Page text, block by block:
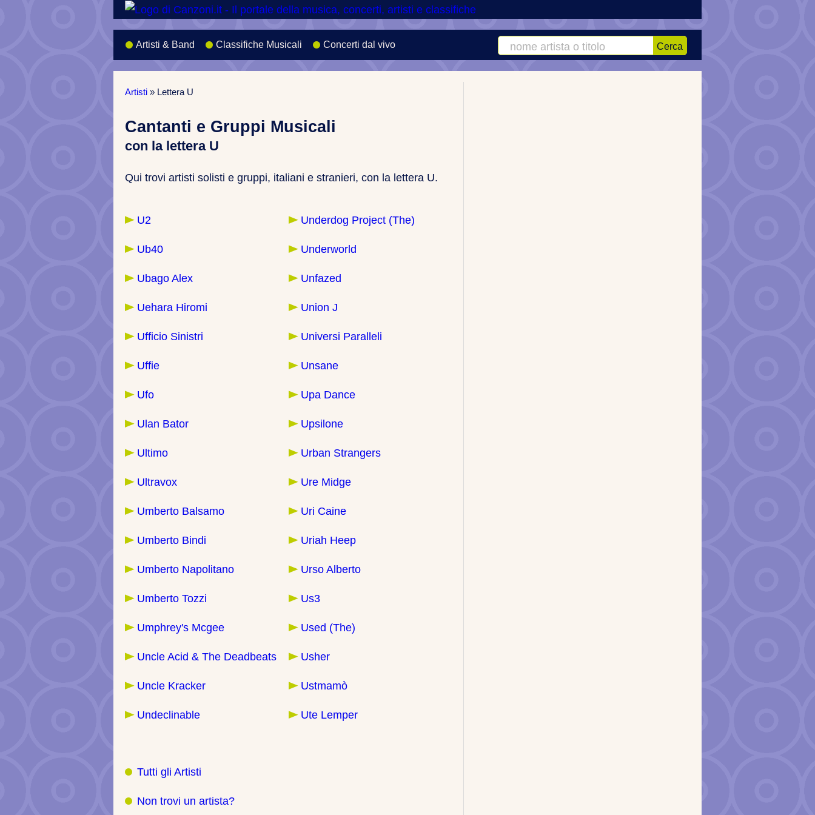
Artisti & Band Classifiche Musicali Concerti dal vivo
Cerca
Cerca
Artisti » Lettera U
Cantanti e Gruppi Musicali
con la lettera U
Qui trovi artisti solisti e gruppi, italiani e stranieri, con la lettera U.
U2
Ub40
Ubago Alex
Uehara Hiromi
Ufficio Sinistri
Uffie
Ufo
Ulan Bator
Ultimo
Ultravox
Umberto Balsamo
Umberto Bindi
Umberto Napolitano
Umberto Tozzi
Umphrey's Mcgee
Uncle Acid & The Deadbeats
Uncle Kracker
Undeclinable
Underdog Project (The)
Underworld
Unfazed
Union J
Universi Paralleli
Unsane
Upa Dance
Upsilone
Urban Strangers
Ure Midge
Uri Caine
Uriah Heep
Urso Alberto
Us3
Used (The)
Usher
Ustmamò
Ute Lemper
Tutti gli Artisti
Non trovi un artista?